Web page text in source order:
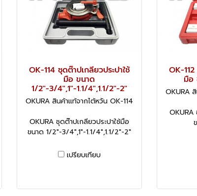
OK-114 ชุดต๊าปเกลียวประปาใช้
มือ ขนาด
1/2"-3/4",1"-1.1/4",1.1/2"-2"
OKURA สินค้าแท้จากไต้หวัน OK-114
OKURA ชุดต๊าปเกลียวประปาใช้มือ
ขนาด 1/2"-3/4",1"-1.1/4",1.1/2"-2"
เปรียบเทียบ
OK-
มือ
OKURA
OKURA